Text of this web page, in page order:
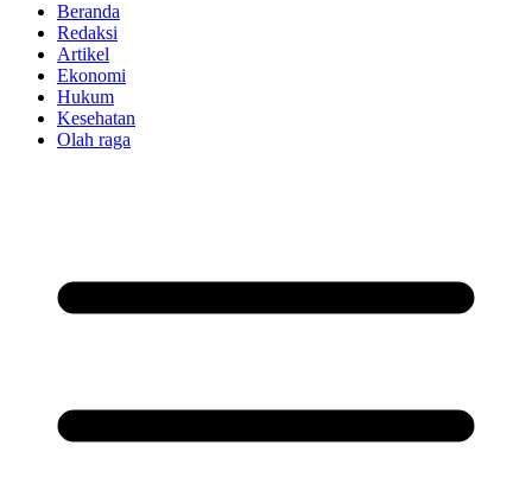
Beranda
Redaksi
Artikel
Ekonomi
Hukum
Kesehatan
Olah raga